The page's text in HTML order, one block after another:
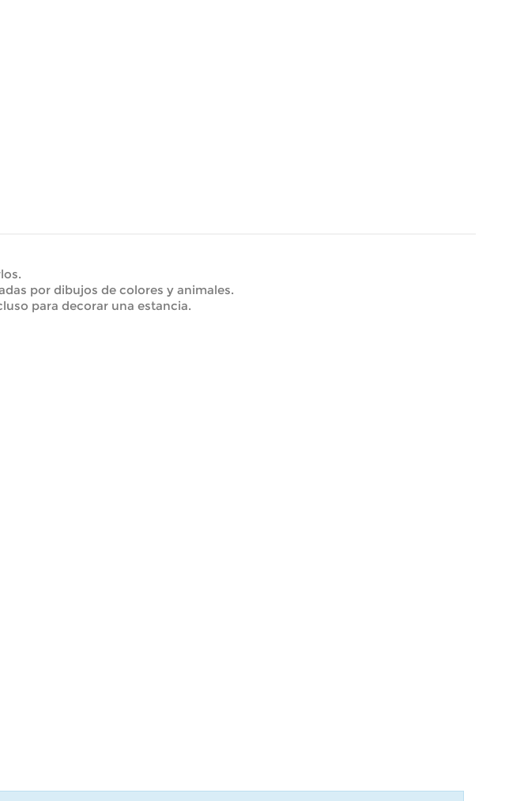
por dibujos de colores y animales.
para decorar una estancia.